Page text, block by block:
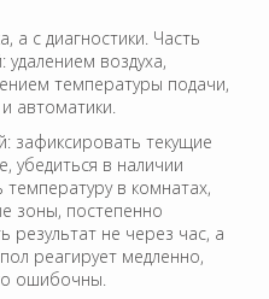
а с диагностики. Часть
воздуха,
температуры подачи,
автоматики.
зафиксировать текущие
убедиться в наличии
в комнатах,
зоны, постепенно
результат не через час, а
реагирует медленно,
ошибочны.